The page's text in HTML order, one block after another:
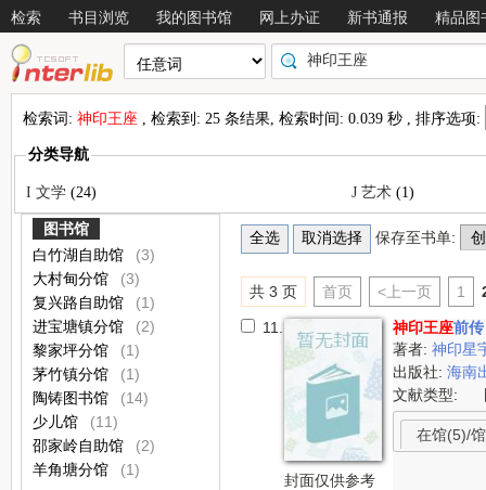
检索 书目浏览 我的图书馆 网上办证 新书通报 精品图
检索词: 神印王座 , 检索到: 25 条结果, 检索时间: 0.039 秒 , 排序选项:
分类导航
I 文学(24) J 艺术(1)
图书馆
白竹湖自助馆
(3)
大村甸分馆
(3)
复兴路自助馆
(1)
进宝塘镇分馆
(2)
黎家坪分馆
(1)
茅竹镇分馆
(1)
陶铸图书馆
(14)
少儿馆
(11)
邵家岭自助馆
(2)
羊角塘分馆
(1)
保存至书单:
共 3 页 首页 <上一页 1
11.
封面仅供参考
神印王座前传
著者:神印星
出版社:海南
文献类型:
在馆(5)/